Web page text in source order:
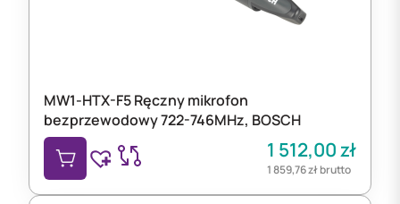
MW1-HTX-F5 Ręczny mikrofon
bezprzewodowy 722-746MHz, BOSCH
1 512,00zł
1 859,76złbrutto